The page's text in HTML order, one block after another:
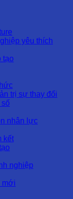
yêu thích
tạo
trị sự thay đổi
nhân lực
kết
nghiệp
mới